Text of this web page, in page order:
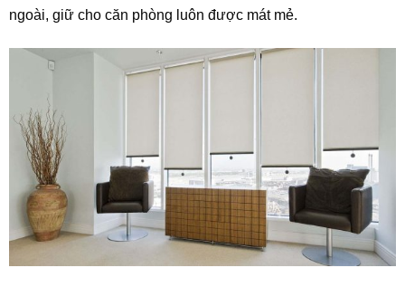
ngoài, giữ cho căn phòng luôn được mát mẻ.